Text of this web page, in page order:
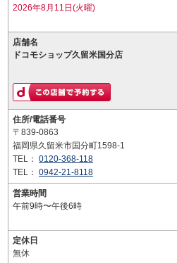
2026年8月11日(火曜)
店舗名
ドコモショップ久留米国分店
住所/電話番号
〒839-0863
福岡県久留米市国分町1598-1
TEL： 0120-368-118
TEL： 0942-21-8118
営業時間
午前9時〜午後6時
定休日
無休